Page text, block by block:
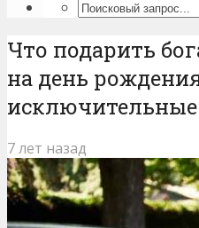
Что подарить
на день
7 лет назад